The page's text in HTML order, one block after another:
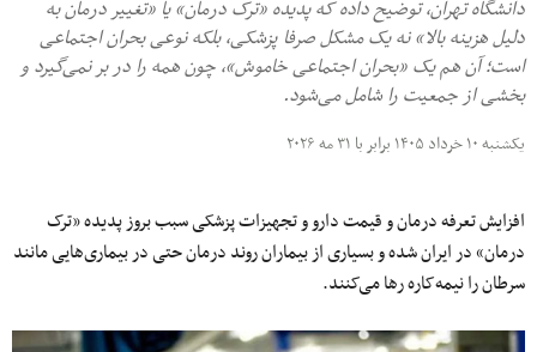
دانشگاه تهران، توضیح داده که ‌پدیده «ترک درمان» یا «تغییر درمان به
دلیل هزینه بالا» نه یک مشکل صرفا پزشکی، بلکه نوعی بحران اجتماعی
است؛ آن هم یک «بحران اجتماعی خاموش»، چون همه را در بر نمی‌گیرد و
بخشی از جمعیت را شامل می‌شود.
یکشنبه ۱۰ خرداد ۱۴۰۵ برابر با ۳۱ مه ۲۰۲۶
افزایش تعرفه درمان و قیمت دارو و تجهیزات پزشکی سبب بروز پدیده «ترک
درمان» در ایران شده و بسیاری از بیماران روند درمان حتی در بیماری‌هایی مانند
سرطان را نیمه‌کاره رها می‌کنند.